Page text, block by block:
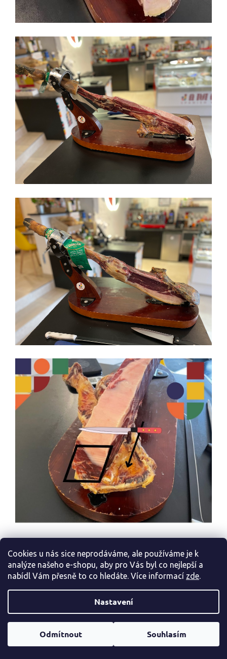
Cookies u nás sice neprodáváme, ale používáme je k
analýze našeho e-shopu, aby pro Vás byl co nejlepší a
nabídl Vám přesně to co hledáte. Více informací zde.
Nastavení
Odmítnout Souhlasím
Spodní vnitřní část kyčelního kloubu pak můžeme
skrájet buď "na plocho", stejně jako ostatní části při
bočním krájení.
Můžete si také ale vyzkoušet krájení našikmo po
kyčelní kosti viz obrázek. Plátky budou mítkrásný
tvar a budete u toho vypadat velmi
Způsobů krájení zejména u zadní kýty existuje
nespočet. Já zde uvádím ty, které jsou podle mé
zkušenostinejjednodušší a nejefektivnější.